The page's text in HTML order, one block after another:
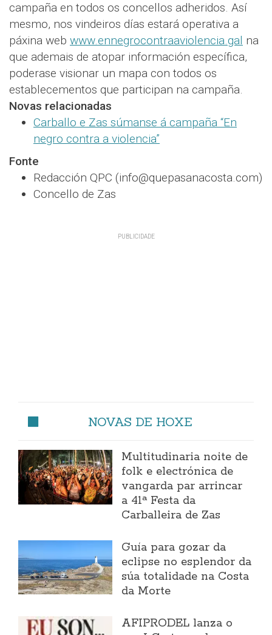
campaña en todos os concellos adheridos. Así
mesmo, nos vindeiros días estará operativa a
páxina web www.ennegrocontraaviolencia.gal na
que ademais de atopar información específica,
poderase visionar un mapa con todos os
establecementos que participan na campaña.
Novas relacionadas
Carballo e Zas súmanse á campaña “En
negro contra a violencia”
Fonte
Redacción QPC (info@quepasanacosta.com)
Concello de Zas
NOVAS DE HOXE
Multitudinaria noite de
folk e electrónica de
vangarda par arrincar
a 41ª Festa da
Carballeira de Zas
Guía para gozar da
eclipse no esplendor da
súa totalidade na Costa
da Morte
AFIPRODEL lanza o